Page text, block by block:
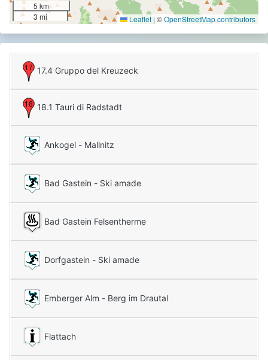
5 km
3 mi
Leaflet | ©OpenStreetMap contributors
17.4 Gruppo del Kreuzeck
18.1 Tauri di Radstadt
Ankogel - Mallnitz
Bad Gastein - Ski amade
Bad Gastein Felsentherme
Dorfgastein - Ski amade
Emberger Alm - Berg im Drautal
Flattach